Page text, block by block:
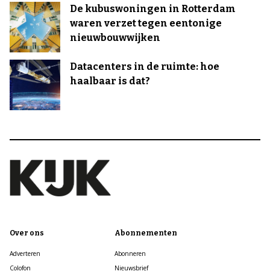
De kubuswoningen in Rotterdam
waren verzet tegen eentonige
nieuwbouwwijken
Datacenters in de ruimte: hoe
haalbaar is dat?
Over ons
Adverteren
Colofon
Abonnementen
Abonneren
Nieuwsbrief